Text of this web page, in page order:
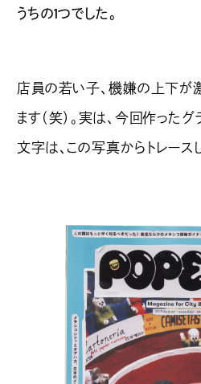
うちの1つでした。
店員の若い子、機嫌の上下が
ます（笑）。実は、今回作った
文字は、この写真からトレース